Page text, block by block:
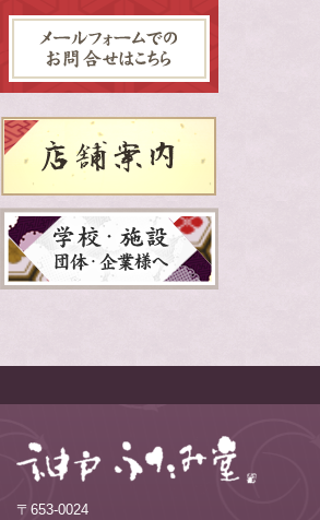
〒653-0024